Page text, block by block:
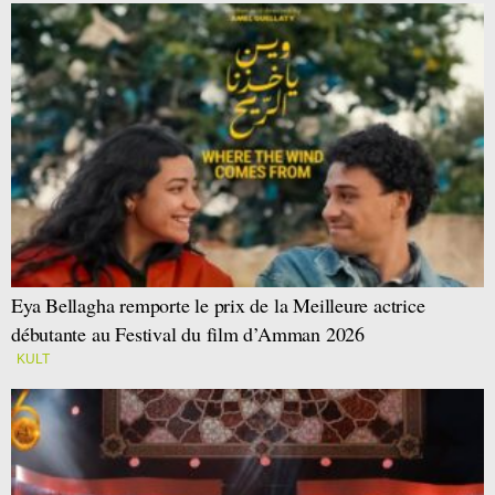
Eya Bellagha remporte le prix de la Meilleure actrice
débutante au Festival du film d’Amman 2026
KULT